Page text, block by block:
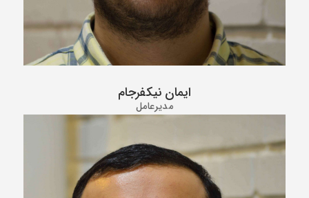
ایمان نیکفرجام
مدیرعامل